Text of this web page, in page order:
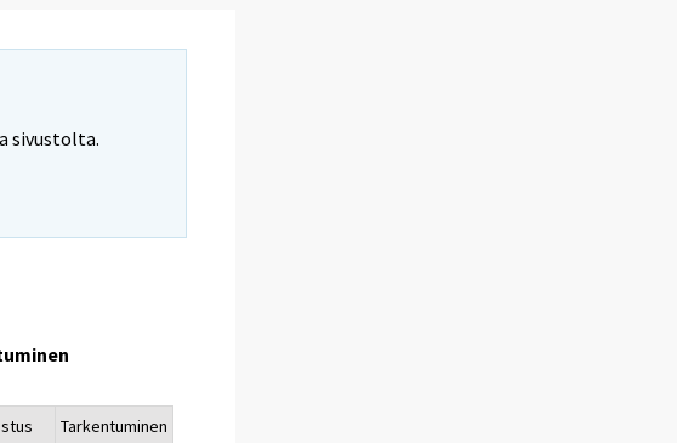
sivustolta.
Tarkentuminen